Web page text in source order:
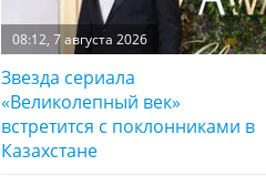
08:12, 7 августа 2026
Звезда сериала
«Великолепный век»
встретится с поклонниками в
Казахстане